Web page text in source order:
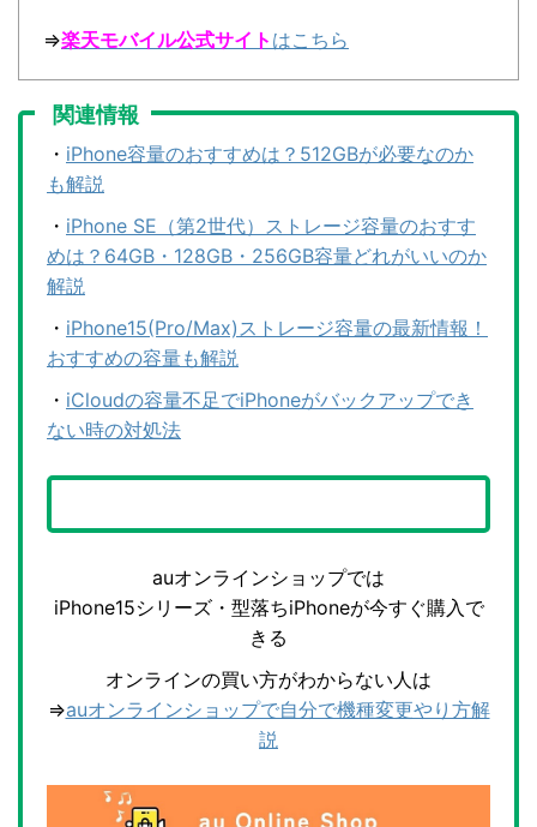
⇒楽天モバイル公式サイト はこちら
関連情報
・ iPhone容量のおすすめは？512GBが必要なのか
も解説
・ iPhone SE（第2世代）ストレージ容量のおすす
めは？64GB・128GB・256GB容量どれがいいのか
解説
・ iPhone15(Pro/Max)ストレージ容量の最新情報！
おすすめの容量も解説
・ iCloudの容量不足でiPhoneがバックアップでき
ない時の対処法
auオンラインショップでは
iPhone15シリーズ・型落ちiPhoneが今すぐ購入で
きる
オンラインの買い方がわからない人は
⇒auオンラインショップで自分で機種変更やり方解
説